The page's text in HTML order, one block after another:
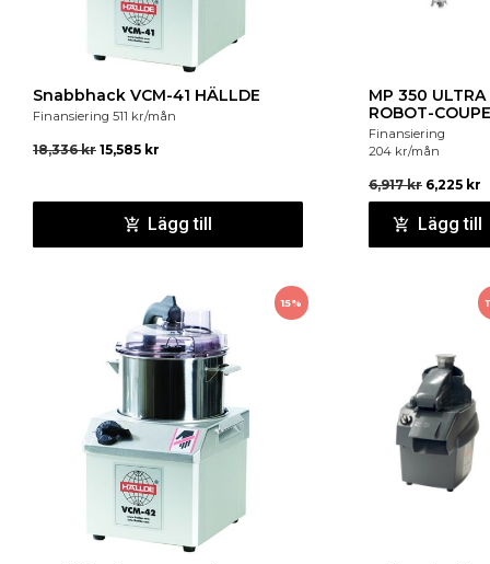
Snabbhack VCM-41 HÄLLDE
Finansiering 511 kr/mån
18,336kr 15,585 kr
Lägg till
MP 350 ULTRA
ROBOT-COUPE
Finansiering
204 kr/mån
6,917kr 6,225 kr
Lägg till
15%